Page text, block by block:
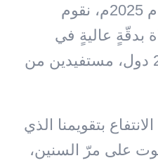
العالم. واعتبارًا من عام 2025م، نقوم
بدقّةٍ عاليةٍ في
8000 مدينةٍ ضمن 210 دول، مستفيدين من
بتقويمنا الذي
على مرّ السنين،